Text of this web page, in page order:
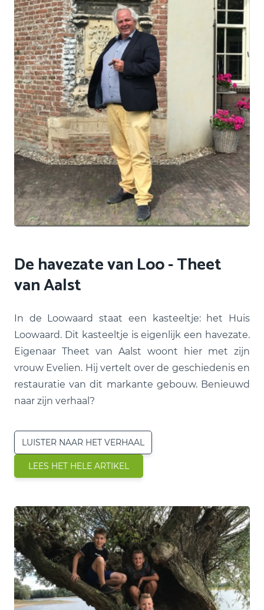
De havezate van Loo - Theet
van Aalst
In de Loowaard staat een kasteeltje: het Huis
Loowaard. Dit kasteeltje is eigenlijk een havezate.
Eigenaar Theet van Aalst woont hier met zijn
vrouw Evelien. Hij vertelt over de geschiedenis en
restauratie van dit markante gebouw. Benieuwd
naar zijn verhaal?
LUISTER NAAR HET VERHAAL
LEES HET HELE ARTIKEL